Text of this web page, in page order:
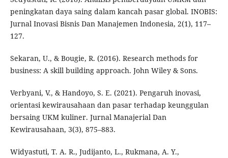
peningkatan daya saing dalam kancah pasar global. INOBIS:
Jurnal Inovasi Bisnis Dan Manajemen Indonesia, 2(1), 117–
127.
Sekaran, U., & Bougie, R. (2016). Research methods for
business: A skill building approach. John Wiley & Sons.
Verbyani, V., & Handoyo, S. E. (2021). Pengaruh inovasi,
orientasi kewirausahaan dan pasar terhadap keunggulan
bersaing UKM kuliner. Jurnal Manajerial Dan
Kewirausahaan, 3(3), 875–883.
Widyastuti, T. A. R., Judijanto, L., Rukmana, A. Y.,